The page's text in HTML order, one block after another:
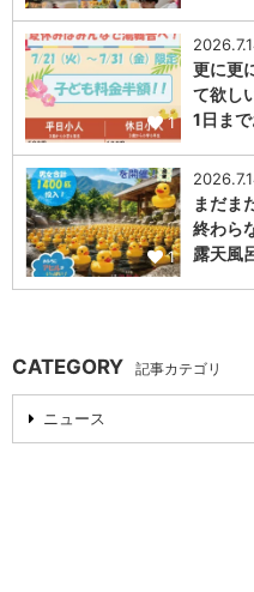
1
更に更
て欲し
1日ま
1
まだま
終わら
露天風
CATEGORY 記事カテゴリ
ニュース